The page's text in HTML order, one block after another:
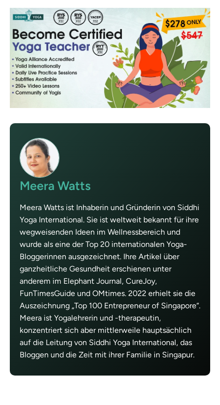
Meera Watts
Meera Watts ist Inhaberin und Gründerin von Siddhi
Yoga International. Sie ist weltweit bekannt für ihre
wegweisenden Ideen im Wellnessbereich und
wurde als eine der Top 20 internationalen Yoga-
Bloggerinnen ausgezeichnet. Ihre Artikel über
ganzheitliche Gesundheit erschienen unter
anderem im Elephant Journal, CureJoy,
FunTimesGuide und OMtimes. 2022 erhielt sie die
Auszeichnung „Top 100 Entrepreneur of Singapore“.
Meera ist Yogalehrerin und -therapeutin,
konzentriert sich aber mittlerweile hauptsächlich
auf die Leitung von Siddhi Yoga International, das
Bloggen und die Zeit mit ihrer Familie in Singapur.